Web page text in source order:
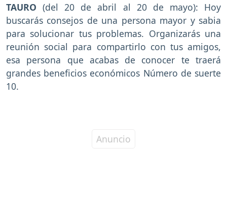
TAURO (del 20 de abril al 20 de mayo): Hoy
buscarás consejos de una persona mayor y sabia
para solucionar tus problemas. Organizarás una
reunión social para compartirlo con tus amigos,
esa persona que acabas de conocer te traerá
grandes beneficios económicos Número de suerte
10.